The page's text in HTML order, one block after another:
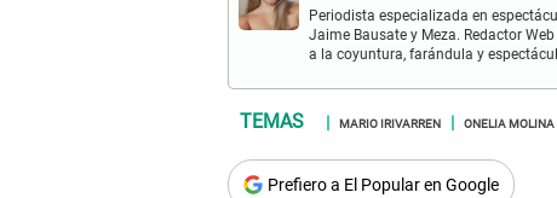
Periodista especializada en
Jaime Bausate y Meza. Redactor
a la coyuntura, farándula y
MARIO IRIVARREN ONELIA MOLINA
Prefiero a El Popular en Google